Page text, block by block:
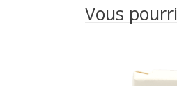
Vous